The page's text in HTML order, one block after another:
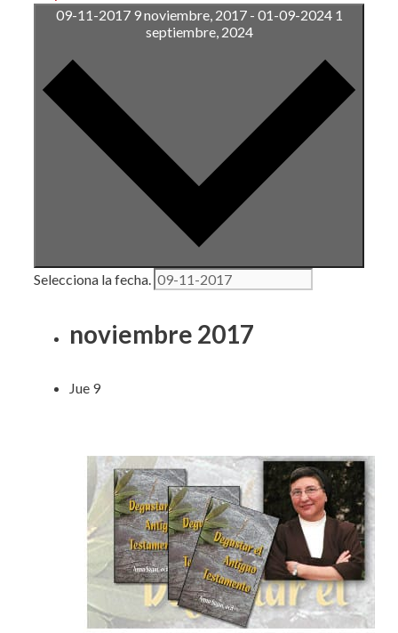
09-11-2017 9 noviembre, 2017 - 01-09-2024 1
septiembre, 2024
Selecciona la fecha.
noviembre 2017
Jue 9